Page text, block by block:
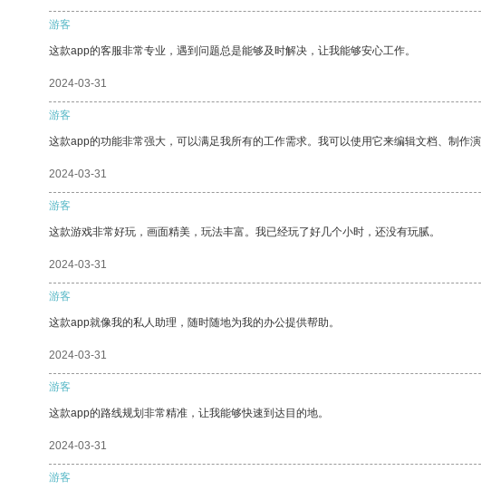
游客
这款app的客服非常专业，遇到问题总是能够及时解决，让我能够安心工作。
2024-03-31
游客
这款app的功能非常强大，可以满足我所有的工作需求。我可以使用它来编辑文档、制作演
2024-03-31
游客
这款游戏非常好玩，画面精美，玩法丰富。我已经玩了好几个小时，还没有玩腻。
2024-03-31
游客
这款app就像我的私人助理，随时随地为我的办公提供帮助。
2024-03-31
游客
这款app的路线规划非常精准，让我能够快速到达目的地。
2024-03-31
游客